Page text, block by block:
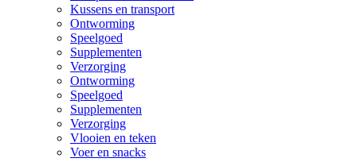
Kussens en transport
Ontworming
Speelgoed
Supplementen
Verzorging
Ontworming
Speelgoed
Supplementen
Verzorging
Vlooien en teken
Voer en snacks